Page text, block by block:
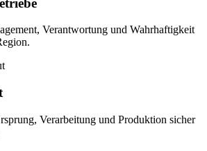
Verantwortung und Wahrhaftigkeit
Verarbeitung und Produktion sicher